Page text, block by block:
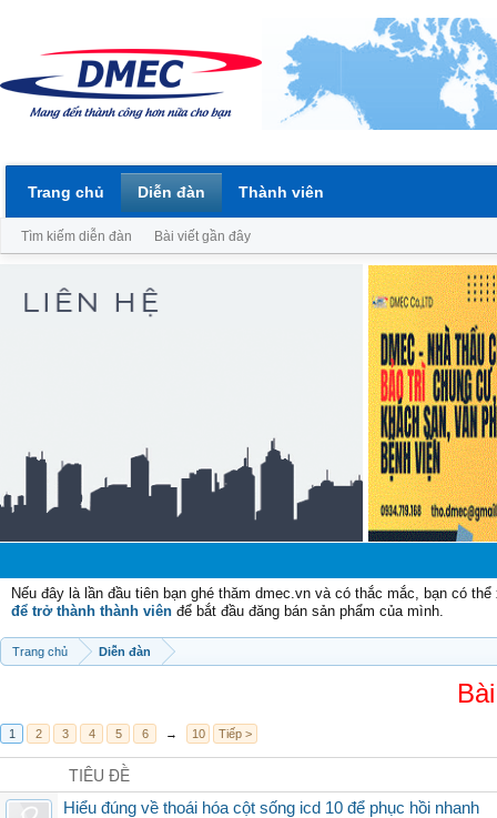
Nếu đây là lần đầu tiên bạn ghé thăm dmec.vn và có thắc mắc, bạn có
để trở thành thành viên để bắt đầu đăng bán sản phẩm của mình.
Trang chủ Diễn đàn
1 2 3 4 5 6 → 10 Tiếp >
TIÊU ĐỀ
Hiểu đúng về thoái hóa cột sống icd 10 để phục hồi nhanh
Trang chủ Diễn đàn
Tìm kiếm diễn đàn Bài viết gần đây
Thành viên